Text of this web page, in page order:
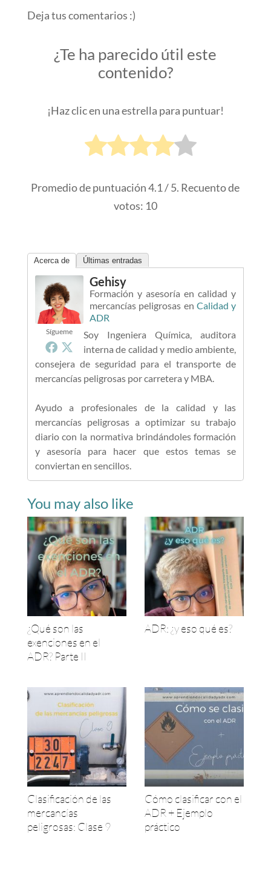
Deja tus comentarios :)
¿Te ha parecido útil este
contenido?
¡Haz clic en una estrella para puntuar!
Promedio de puntuación4.1/ 5. Recuento de
votos: 10
Acerca de Últimas entradas
Sígueme
Gehisy
Formación y asesoría en calidad y
mercancías peligrosas en Calidad y
ADR
Soy Ingeniera Química, auditora
interna de calidad y medio ambiente,
consejera de seguridad para el transporte de
mercancías peligrosas por carretera y MBA.
Ayudo a profesionales de la calidad y las
mercancías peligrosas a optimizar su trabajo
diario con la normativa brindándoles formación
y asesoría para hacer que estos temas se
conviertan en sencillos.
You may also like
¿Qué son las
exenciones en el
ADR? Parte II
ADR: ¿y eso qué es?
Clasificación de las
mercancías
peligrosas: Clase 9
Cómo clasificar con el
ADR + Ejemplo
práctico